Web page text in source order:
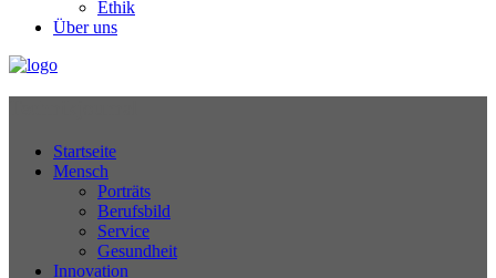
Ethik
Über uns
Startseite
Mensch
Porträts
Berufsbild
Service
Gesundheit
Innovation